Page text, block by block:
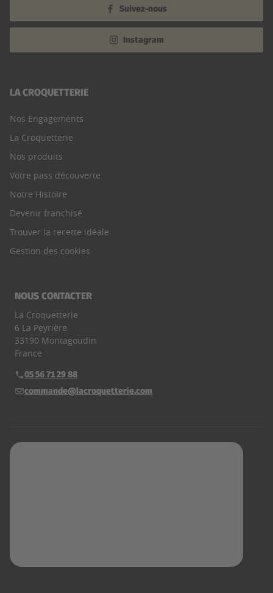
Suivez-nous
Instagram
LA CROQUETTERIE
Nos Engagements
La Croquetterie
Nos produits
Votre pass découverte
Notre Histoire
Devenir franchisé
Trouver la recette idéale
Gestion des cookies
NOUS CONTACTER
La Croquetterie
6 La Peyrière
33190 Montagoudin
France
Téléphone :
05 56 71 29 88
E-mail :
commande@lacroquetterie.com